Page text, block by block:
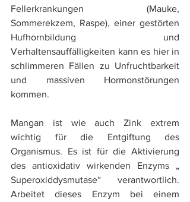
Fellerkrankungen (Mauke,
Sommerekzem, Raspe), einer gestörten
Hufhornbildung und
Verhaltensauffälligkeiten kann es hier in
schlimmeren Fällen zu Unfruchtbarkeit
und massiven Hormonstörungen
kommen.
Mangan ist wie auch Zink extrem
wichtig für die Entgiftung des
Organismus. Es ist für die Aktivierung
des antioxidativ wirkenden Enzyms „
Superoxiddysmutase“ verantwortlich.
Arbeitet dieses Enzym bei einem